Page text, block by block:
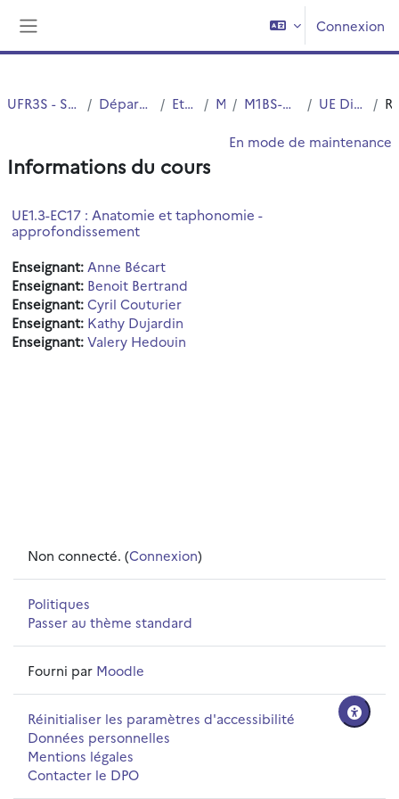
Connexion
UFR3S - Sciences de Santé et du Sport Département UFR3S - Médecine Etudes Medicales MASTERS M1BS-Option Santé-Simple cursus UE Disciplinaires thématique
En mode de maintenance
Informations du cours
UE1.3-EC17 : Anatomie et taphonomie -
approfondissement
Enseignant: Anne Bécart
Enseignant: Benoit Bertrand
Enseignant:Cyril Couturier
Enseignant: Kathy Dujardin
Enseignant:Valery Hedouin
Non connecté. (Connexion)
Politiques
Passer au thème standard
Fourni par Moodle
Réinitialiser les paramètres d'accessibilité
Données personnelles
Mentions légales
Contacter le DPO